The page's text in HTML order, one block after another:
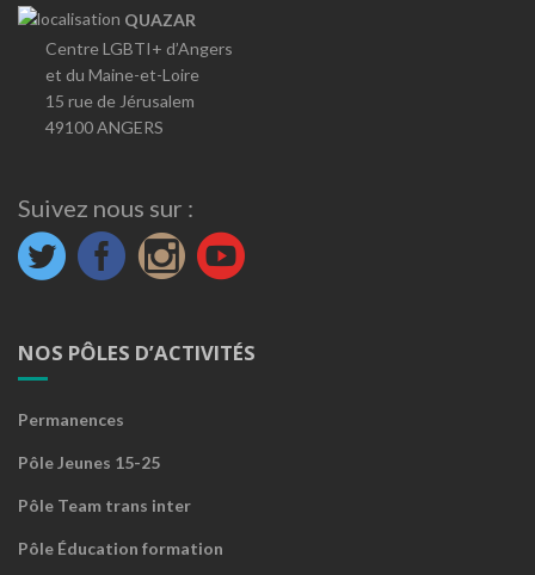
QUAZAR
Centre LGBTI+ d’Angers
et du Maine-et-Loire
15 rue de Jérusalem
49100 ANGERS
Suivez nous sur :
NOS PÔLES D’ACTIVITÉS
Permanences
Pôle Jeunes 15-25
Pôle Team trans inter
Pôle Éducation formation